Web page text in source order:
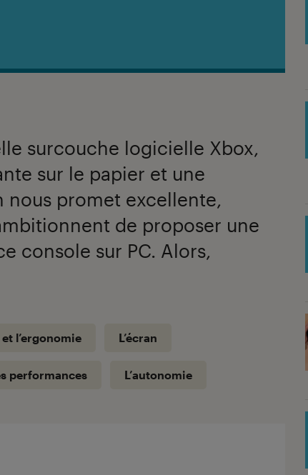
surcouche logicielle Xbox,
sur le papier et une
nous promet excellente,
de proposer une
console sur PC. Alors,
l’ergonomie L’écran
performances L’autonomie